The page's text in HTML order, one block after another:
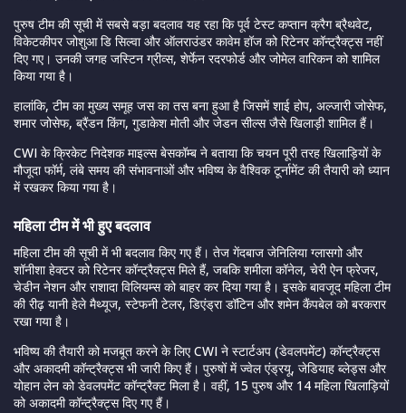
पुरुष टीम की सूची में सबसे बड़ा बदलाव यह रहा कि पूर्व टेस्ट कप्तान क्रैग ब्रैथवेट,
विकेटकीपर जोशुआ डि सिल्वा और ऑलराउंडर कावेम हॉज को रिटेनर कॉन्ट्रैक्ट्स नहीं
दिए गए। उनकी जगह जस्टिन ग्रीव्स, शेर्फेन रदरफोर्ड और जोमेल वारिकन को शामिल
किया गया है।
हालांकि, टीम का मुख्य समूह जस का तस बना हुआ है जिसमें शाई होप, अल्जारी जोसेफ,
शमार जोसेफ, ब्रैंडन किंग, गुडाकेश मोती और जेडन सील्स जैसे खिलाड़ी शामिल हैं।
CWI के क्रिकेट निदेशक माइल्स बेसकॉम्ब ने बताया कि चयन पूरी तरह खिलाड़ियों के
मौजूदा फॉर्म, लंबे समय की संभावनाओं और भविष्य के वैश्विक टूर्नामेंट की तैयारी को ध्यान
में रखकर किया गया है।
महिला टीम में भी हुए बदलाव
महिला टीम की सूची में भी बदलाव किए गए हैं। तेज गेंदबाज जेनिलिया ग्लासगो और
शॉनीशा हेक्टर को रिटेनर कॉन्ट्रैक्ट्स मिले हैं, जबकि शमीला कॉनेल, चेरी ऐन फ्रेजर,
चेडीन नेशन और राशादा विलियम्स को बाहर कर दिया गया है। इसके बावजूद महिला टीम
की रीढ़ यानी हेले मैथ्यूज, स्टेफनी टेलर, डिएंड्रा डॉटिन और शमेन कैंपबेल को बरकरार
रखा गया है।
भविष्य की तैयारी को मजबूत करने के लिए CWI ने स्टार्टअप (डेवलपमेंट) कॉन्ट्रैक्ट्स
और अकादमी कॉन्ट्रैक्ट्स भी जारी किए हैं। पुरुषों में ज्वेल एंड्रयू, जेडियाह ब्लेड्स और
योहान लेन को डेवलपमेंट कॉन्ट्रैक्ट मिला है। वहीं, 15 पुरुष और 14 महिला खिलाड़ियों
को अकादमी कॉन्ट्रैक्ट्स दिए गए हैं।